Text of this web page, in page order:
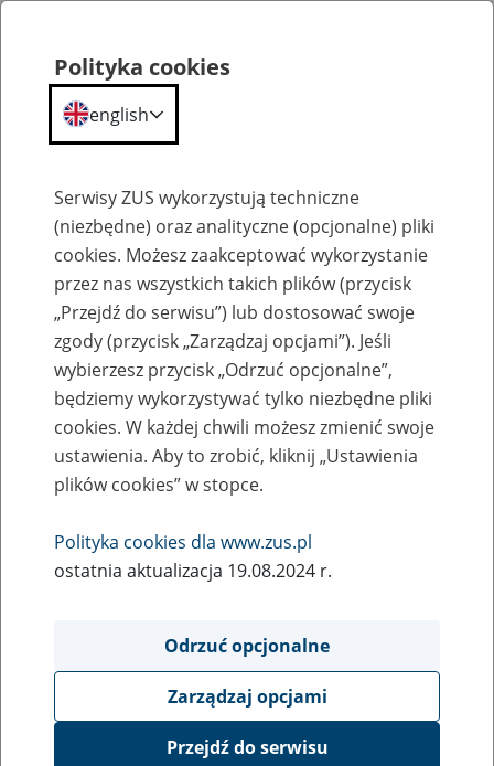
Kalendarium
Polityka cookies
english
Serwisy ZUS wykorzystują techniczne
(niezbędne) oraz analityczne (opcjonalne) pliki
cookies. Możesz zaakceptować wykorzystanie
przez nas wszystkich takich plików (przycisk
„Przejdź do serwisu”) lub dostosować swoje
zgody (przycisk „Zarządzaj opcjami”). Jeśli
wybierzesz przycisk „Odrzuć opcjonalne”,
będziemy wykorzystywać tylko niezbędne pliki
cookies. W każdej chwili możesz zmienić swoje
ustawienia. Aby to zrobić, kliknij „Ustawienia
plików cookies” w stopce.
Polityka cookies dla www.zus.pl
ostatnia aktualizacja 19.08.2024 r.
Odrzuć opcjonalne
Zarządzaj opcjami
Przejdź do serwisu